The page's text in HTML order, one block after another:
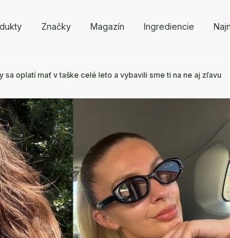
Značky Magazín Ingrediencie
oplatí mať v taške celé leto a vybavili sme ti na ne aj zľavu